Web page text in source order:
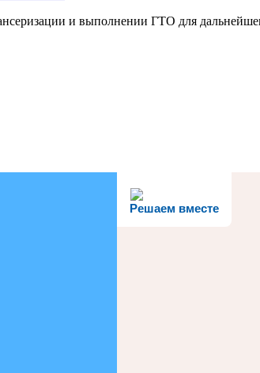
и выполнении ГТО для
Решаем вместе